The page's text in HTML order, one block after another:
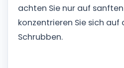
achten Sie nur auf
konzentrieren Sie sich
Schrubben.